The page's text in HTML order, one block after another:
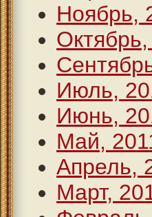
Ноябрь,
Июль,
Июнь,
Май,
Апрель,
Март,